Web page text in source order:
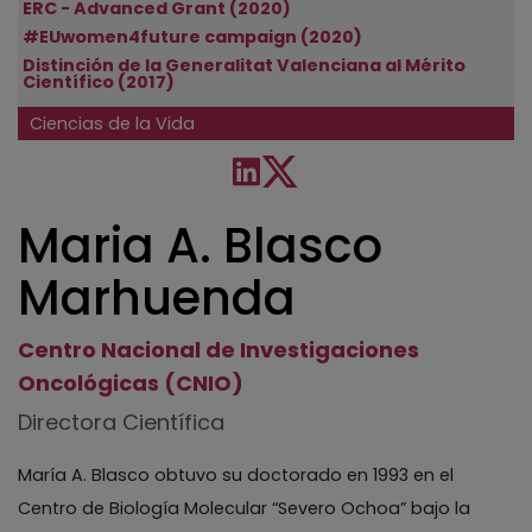
ERC - Advanced Grant (2020)
#EUwomen4future campaign (2020)
Distinción de la Generalitat Valenciana al Mérito
Científico (2017)
Ciencias de la Vida
Maria A. Blasco
Marhuenda
Centro Nacional de Investigaciones
Oncológicas (CNIO)
Directora Científica
María A. Blasco obtuvo su doctorado en 1993 en el
Centro de Biología Molecular “Severo Ochoa” bajo la